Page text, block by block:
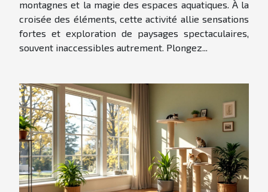
montagnes et la magie des espaces aquatiques. À la
croisée des éléments, cette activité allie sensations
fortes et exploration de paysages spectaculaires,
souvent inaccessibles autrement. Plongez...